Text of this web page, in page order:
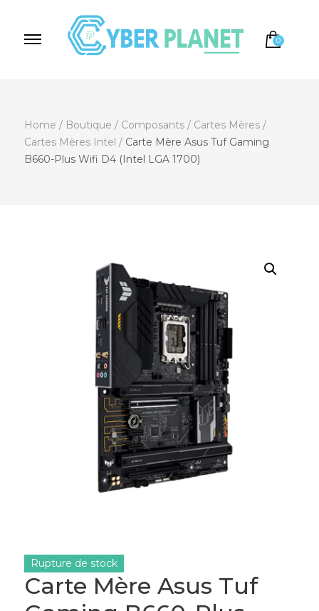
0
Home / Boutique / Composants / Cartes Mères /
Cartes Mères Intel / Carte Mère Asus Tuf Gaming
B660-Plus Wifi D4 (Intel LGA 1700)
Carte Mère Asus Tuf
Rupture de stock